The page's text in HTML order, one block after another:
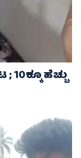
ಹೆಚ್ಚು